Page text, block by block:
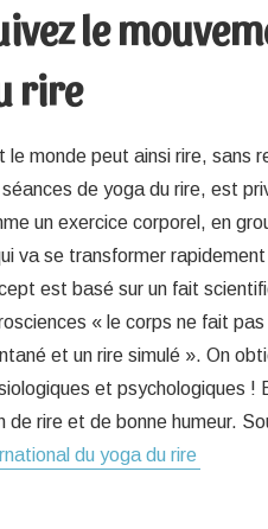
le
rire
le monde peut ainsi rire, sans
de yoga du rire, est
un exercice corporel, en
va se transformer
est basé sur un fait
« le corps ne fait
et un rire simulé ». On
et psychologiques !
de rire et de bonne humeur.
du yoga du rire